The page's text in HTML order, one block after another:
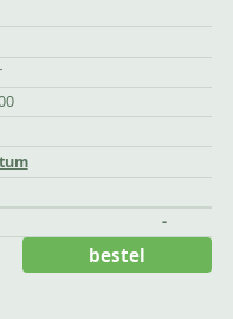
-
bestel